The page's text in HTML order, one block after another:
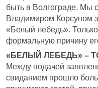
быть в Волгограде. Мы
Владимиром Корсуном
«Белый лебедь».
формальную причину
«БЕЛЫЙ ЛЕБЕДЬ» –
Между подачей
свиданием прошло